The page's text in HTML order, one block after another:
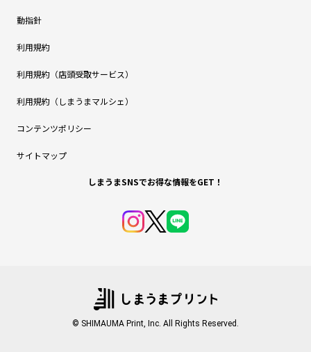
動指針
利用規約
利用規約（店頭受取サービス）
利用規約（しまうまマルシェ）
コンテンツポリシー
サイトマップ
しまうまSNSでお得な情報をGET！
© SHIMAUMA Print, Inc. All Rights Reserved.